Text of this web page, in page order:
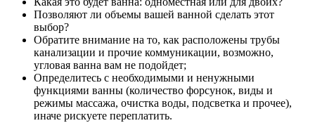
Позволяют ли объемы вашей ванной сделать этот
выбор?
Обратите внимание на то, как расположены трубы
канализации и прочие коммуникации, возможно,
угловая ванна вам не подойдет;
Определитесь с необходимыми и ненужными
функциями ванны (количество форсунок, виды и
режимы массажа, очистка воды, подсветка и прочее),
иначе рискуете переплатить.